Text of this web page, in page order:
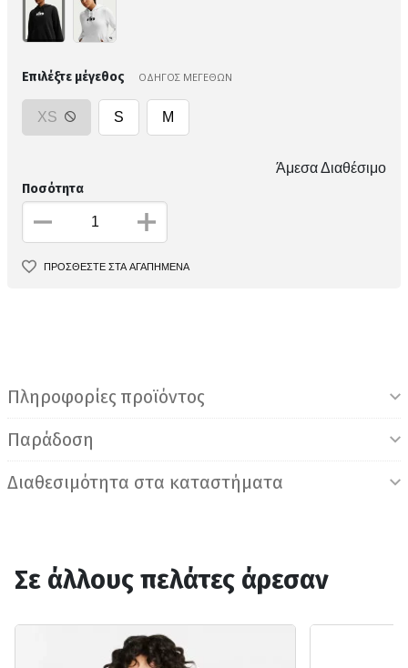
Επιλέξτε μέγεθος ΟΔΗΓΟΣ ΜΕΓΕΘΩΝ
XS S M
Άμεσα Διαθέσιμο
Ποσότητα
ΠΡΟΣΘΕΣΤΕ ΣΤΑ ΑΓΑΠΗΜΕΝΑ
Πληροφορίες προϊόντος
Παράδοση
Διαθεσιμότητα στα καταστήματα
Σε άλλους πελάτες άρεσαν